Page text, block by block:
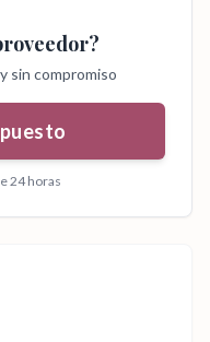
sin compromiso
24 horas